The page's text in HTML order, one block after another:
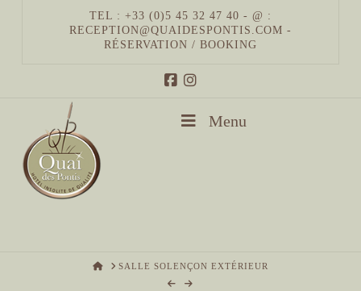
TEL : +33 (0)5 45 32 47 40 - @ :
RECEPTION@QUAIDESPONTIS.COM -
RÉSERVATION / BOOKING
Menu
HOMESALLE SOLENÇON EXTÉRIEUR